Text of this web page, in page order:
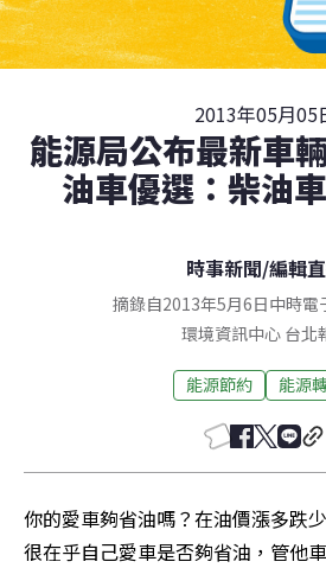
2013年05月05
能源局公布最新車
油車優選：柴油
時事新聞/編輯
摘錄自2013年5月6日中時電
環境資訊中心 台北
能源節約 能源
你的愛車夠省油嗎？在油價漲多跌
很在乎自己愛車是否夠省油，管他